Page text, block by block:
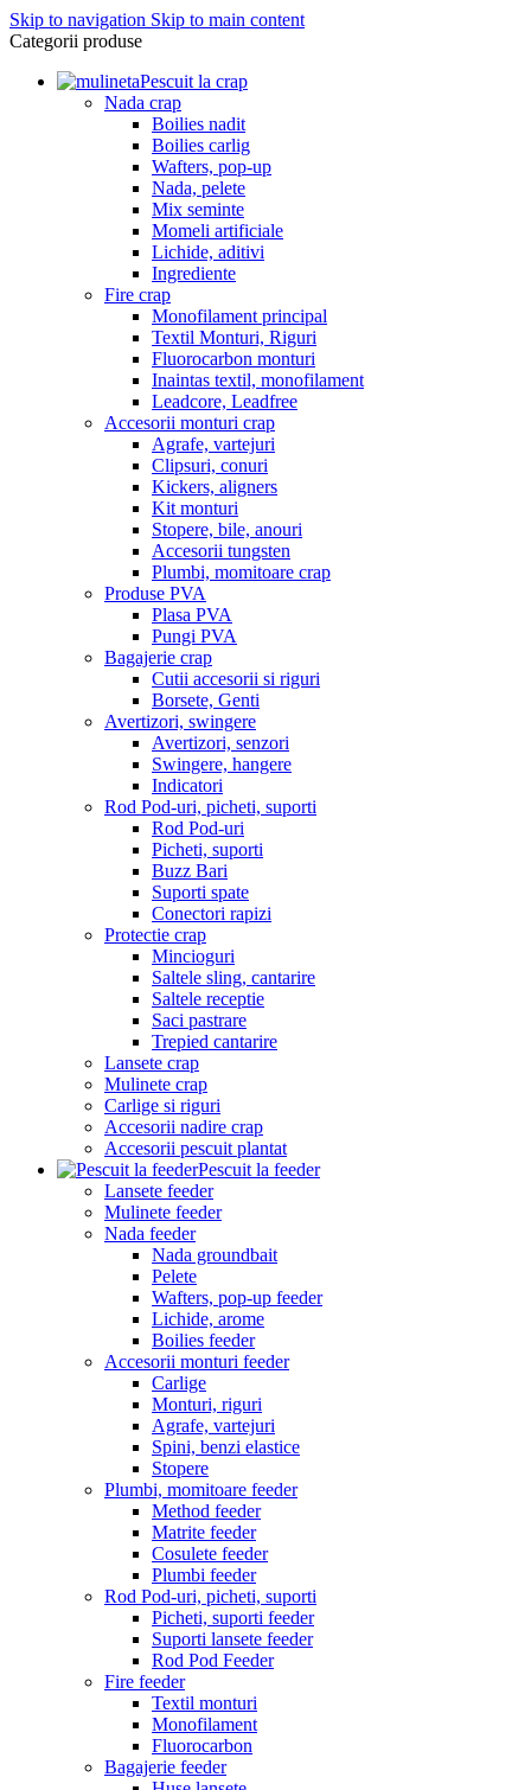
Skip to navigation Skip to main content
Categorii produse
Pescuit la crap
Nada crap
Boilies nadit
Boilies carlig
Wafters, pop-up
Nada, pelete
Mix seminte
Momeli artificiale
Lichide, aditivi
Ingrediente
Fire crap
Monofilament principal
Textil Monturi, Riguri
Fluorocarbon monturi
Inaintas textil, monofilament
Leadcore, Leadfree
Accesorii monturi crap
Agrafe, vartejuri
Clipsuri, conuri
Kickers, aligners
Kit monturi
Stopere, bile, anouri
Accesorii tungsten
Plumbi, momitoare crap
Produse PVA
Plasa PVA
Pungi PVA
Bagajerie crap
Cutii accesorii si riguri
Borsete, Genti
Avertizori, swingere
Avertizori, senzori
Swingere, hangere
Indicatori
Rod Pod-uri, picheti, suporti
Rod Pod-uri
Picheti, suporti
Buzz Bari
Suporti spate
Conectori rapizi
Protectie crap
Mincioguri
Saltele sling, cantarire
Saltele receptie
Saci pastrare
Trepied cantarire
Lansete crap
Mulinete crap
Carlige si riguri
Accesorii nadire crap
Accesorii pescuit plantat
Pescuit la feeder
Lansete feeder
Mulinete feeder
Nada feeder
Nada groundbait
Pelete
Wafters, pop-up feeder
Lichide, arome
Boilies feeder
Accesorii monturi feeder
Carlige
Monturi, riguri
Agrafe, vartejuri
Spini, benzi elastice
Stopere
Plumbi, momitoare feeder
Method feeder
Matrite feeder
Cosulete feeder
Plumbi feeder
Rod Pod-uri, picheti, suporti
Picheti, suporti feeder
Suporti lansete feeder
Rod Pod Feeder
Fire feeder
Textil monturi
Monofilament
Fluorocarbon
Bagajerie feeder